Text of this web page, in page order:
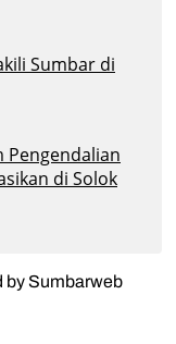
Sumbar di
Pengendalian
di Solok
by Sumbarweb